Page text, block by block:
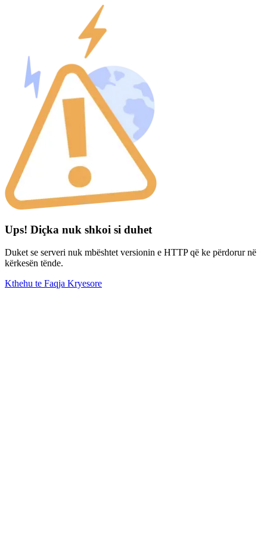
Ups! Diçka nuk shkoi si duhet
Duket se serveri nuk mbështet versionin e HTTP që ke përdorur në
kërkesën tënde.
Kthehu te Faqja Kryesore